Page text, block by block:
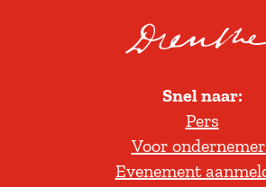
o
l
t
e
r
Snel naar:
Pers
Voor
Evenement